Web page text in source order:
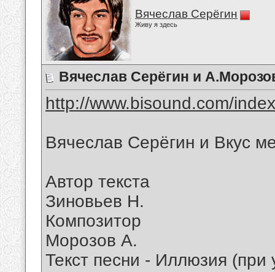
Вячеслав Серёгин
Живу я здесь
Вячеслав Серёгин и
http://www.bisound.com/
Вячеслав Серёгин и Вкус
Автор текста
Зиновьев Н.
Композитор
Морозов А.
Текст песни - Иллюзия